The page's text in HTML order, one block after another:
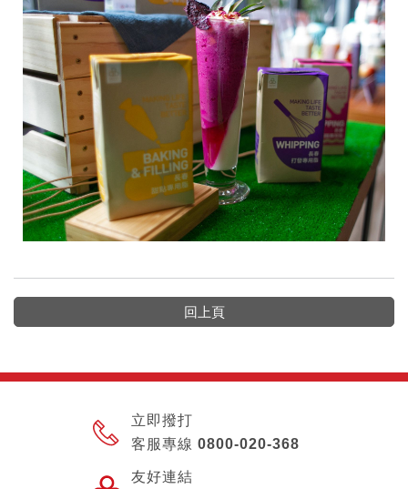
回上頁
立即撥打
客服專線 0800-020-368
友好連結